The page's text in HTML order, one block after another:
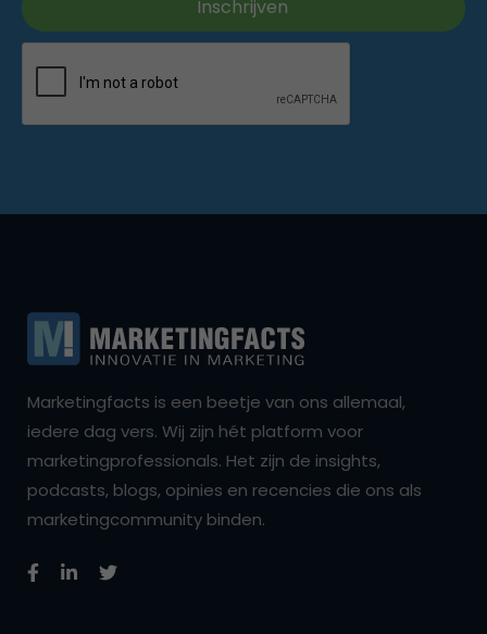
Marketingfacts is een beetje van ons allemaal,
iedere dag vers. Wij zijn hét platform voor
marketingprofessionals. Het zijn de insights,
podcasts, blogs, opinies en recencies die ons als
marketingcommunity binden.